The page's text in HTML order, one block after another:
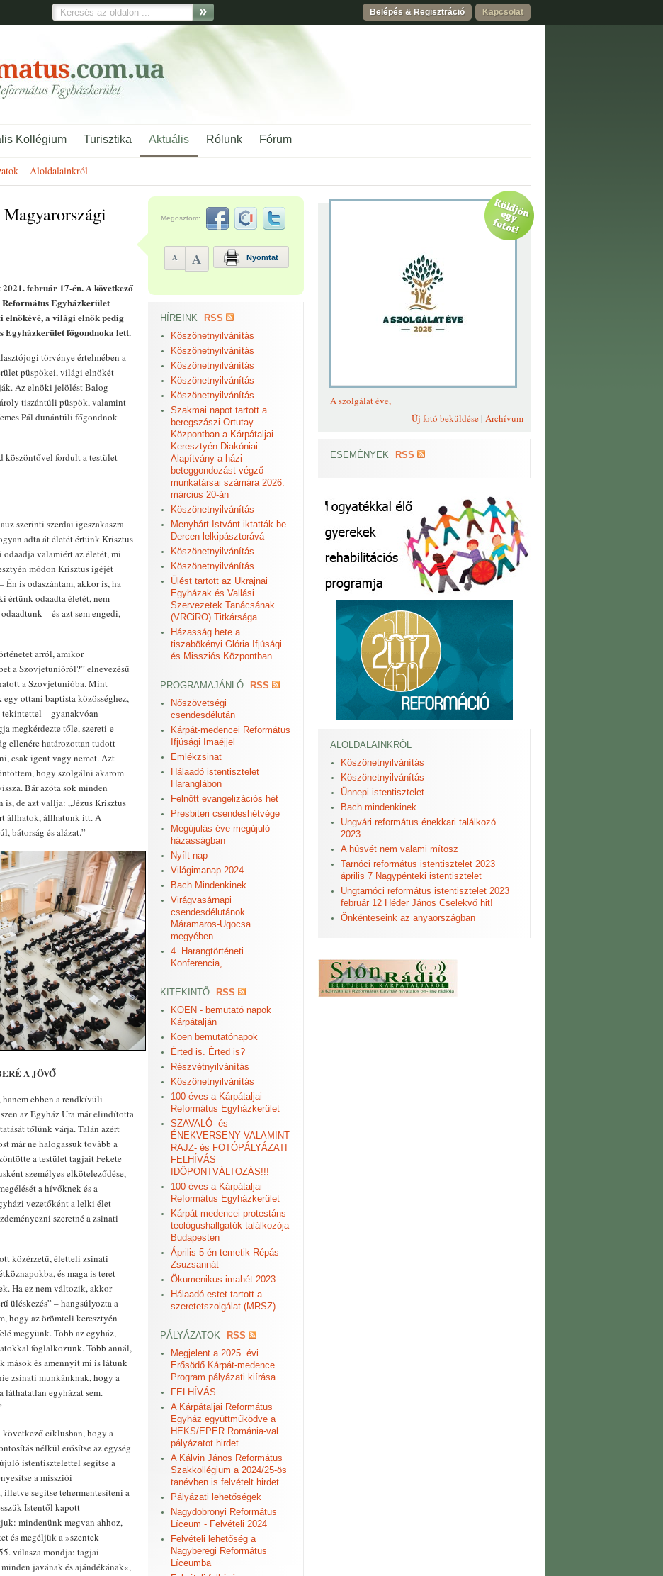
Belépés & Regisztráció Kapcsolat
Kollégium Turisztika Aktuális Rólunk Fórum
Aloldalainkról
február 17-én. A következő
Egyházkerület
elnökévé, a világi elnök pedig
Egyházkerület főgondnoka lett.
törvénye értelmében a
püspökei, világi elnökét
Az elnöki jelölést Balog
tiszántúli püspök, valamint
Pál dunántúli főgondnok
köszöntővel fordult a testület
szerinti szerdai igeszakaszra
adta át életét értünk Krisztus
valamiért az életét, mi
módon Krisztus igéjét
is odaszántam, akkor is, ha
értünk odaadta életét, nem
– és azt sem engedi,
arról, amikor
a Szovjetunióról?” elnevezésű
a Szovjetunióba. Mint
ottani baptista közösséghez,
– gyanakvóan
megkérdezte tőle, szereti-e
ellenére határozottan tudott
csak igent vagy nemet. Azt
hogy szolgálni akarom
Bár azóta sok minden
is, de azt vallja: „Jézus Krisztus
állhatok, állhatunk itt. A
bátorság és alázat.”
A JÖVŐ
ebben a rendkívüli
az Egyház Ura már elindította
tőlünk várja. Talán azért
már ne halogassuk tovább a
a testület tagjait Fekete
személyes elköteleződése,
a hívőknek és a
vezetőként a lelki élet
szeretné a zsinati
közérzetű, életteli zsinati
és maga is teret
Ha ez nem változik, akkor
üléskezés” – hangsúlyozta a
hogy az örömteli keresztyén
megyünk. Több az egyház,
foglalkozunk. Több annál,
mások és amennyit mi is látunk
zsinati munkánknak, hogy a
láthatatlan egyházat sem.
ciklusban, hogy a
nélkül erősítse az egység
istentisztelettel segítse a
a missziói
segítse tehermentesíteni a
Istentől kapott
mindenünk megvan ahhoz,
és megéljük a »szentek
válasza mondja: tagjai
javának és ajándékának«,
Megosztom:
A A Nyomtat
HÍREINK
RSS
Köszönetnyilvánítás
Köszönetnyilvánítás
Köszönetnyilvánítás
Köszönetnyilvánítás
Köszönetnyilvánítás
Szakmai napot tartott a
beregszászi Ortutay
Központban a Kárpátaljai
Keresztyén Diakóniai
Alapítvány a házi
beteggondozást végző
munkatársai számára 2026.
március 20-án
Köszönetnyilvánítás
Menyhárt Istvánt iktatták be
Dercen lelkipásztorává
Köszönetnyilvánítás
Köszönetnyilvánítás
Ülést tartott az Ukrajnai
Egyházak és Vallási
Szervezetek Tanácsának
(VRCiRO) Titkársága.
Házasság hete a
tiszabökényi Glória Ifjúsági
és Missziós Központban
PROGRAMAJÁNLÓ
RSS
Nőszövetségi
csendesdélután
Kárpát-medencei Református
Ifjúsági Imaéjjel
Emlékzsinat
Hálaadó istentisztelet
Haranglábon
Felnőtt evangelizációs hét
Presbiteri csendeshétvége
Megújulás éve megújuló
házasságban
Nyílt nap
Világimanap 2024
Bach Mindenkinek
Virágvasárnapi
csendesdélutánok
Máramaros-Ugocsa
megyében
4. Harangtörténeti
Konferencia,
KITEKINTŐ
RSS
KOEN - bemutató napok
Kárpátalján
Koen bemutatónapok
Érted is. Érted is?
Részvétnyilvánítás
Köszönetnyilvánítás
100 éves a Kárpátaljai
Református Egyházkerület
SZAVALÓ- és
ÉNEKVERSENY VALAMINT
RAJZ- és FOTÓPÁLYÁZATI
FELHÍVÁS
IDŐPONTVÁLTOZÁS!!!
100 éves a Kárpátaljai
Református Egyházkerület
Kárpát-medencei protestáns
teológushallgatók találkozója
Budapesten
Április 5-én temetik Répás
Zsuzsannát
Ökumenikus imahét 2023
Hálaadó estet tartott a
szeretetszolgálat (MRSZ)
PÁLYÁZATOK
RSS
Megjelent a 2025. évi
Erősödő Kárpát-medence
Program pályázati kiírása
FELHÍVÁS
A Kárpátaljai Református
Egyház együttműködve a
HEKS/EPER Románia-val
pályázatot hirdet
A Kálvin János Református
Szakkollégium a 2024/25-ös
tanévben is felvételt hirdet.
Pályázati lehetőségek
Nagydobronyi Református
Líceum - Felvételi 2024
Felvételi lehetőség a
Nagyberegi Református
Líceumba
A szolgálat éve,
Új fotó beküldése| Archívum
ESEMÉNYEK RSS
ALOLDALAINKRÓL
Köszönetnyilvánítás
Köszönetnyilvánítás
Ünnepi istentisztelet
Bach mindenkinek
Ungvári református énekkari találkozó
2023
A húsvét nem valami mítosz
Tarnóci református istentisztelet 2023
április 7 Nagypénteki istentisztelet
Ungtarnóci református istentisztelet 2023
február 12 Héder János Cselekvő hit!
Önkénteseink az anyaországban